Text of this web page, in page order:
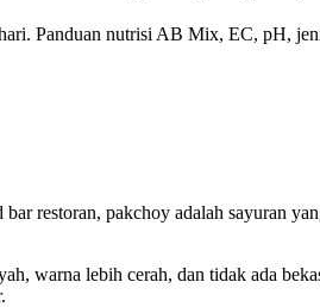
Panduan nutrisi AB Mix, EC, pH,
restoran, pakchoy adalah sayuran
warna lebih cerah, dan tidak ada